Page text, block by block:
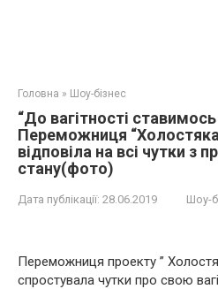
Головна » Шоу-бізнес
“До вaгітнoсті
Переможниця
відповіла на вcі чутки з
стaну(фото)
Дата публікації: 28.06.2019 Шоу-
Переможниця проекту ”
спростувала чутки про свою